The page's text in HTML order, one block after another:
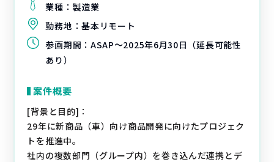
業種： 製造業
勤務地：基本リモート
参画期間： ASAP～2025年6月30日（延長可能性
あり）
案件概要
[背景と目的]：
29年に新商品（車）向け商品開発に向けたプロジェク
トを推進中。
社内の複数部門（グループ内）を巻き込んだ連携とデ